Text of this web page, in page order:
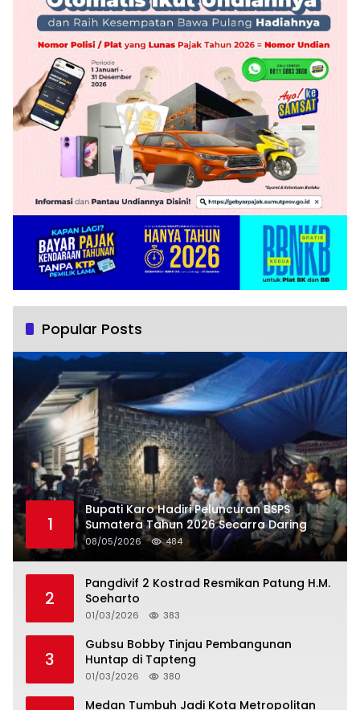
Popular Posts
1
Bupati Karo Hadiri Peluncuran BSPS
Sumatera Tahun 2026 Secarra Daring
08/05/2026 484
2
Pangdivif 2 Kostrad Resmikan Patung H.M.
Soeharto
01/03/2026 383
3
Gubsu Bobby Tinjau Pembangunan
Huntap di Tapteng
01/03/2026 380
Medan Tumbuh Jadi Kota Metropolitan